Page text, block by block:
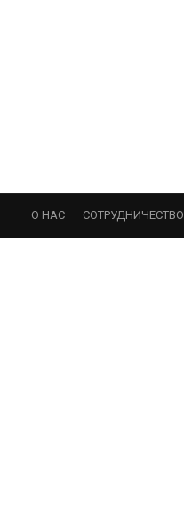
О НАС СОТРУДНИЧЕСТВО